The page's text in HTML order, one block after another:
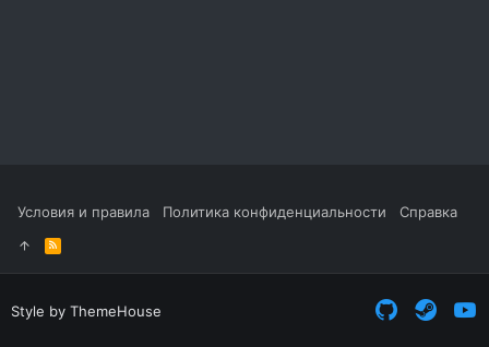
Условия и правила Политика конфиденциальности Справка
R
S
S
Style by ThemeHouse